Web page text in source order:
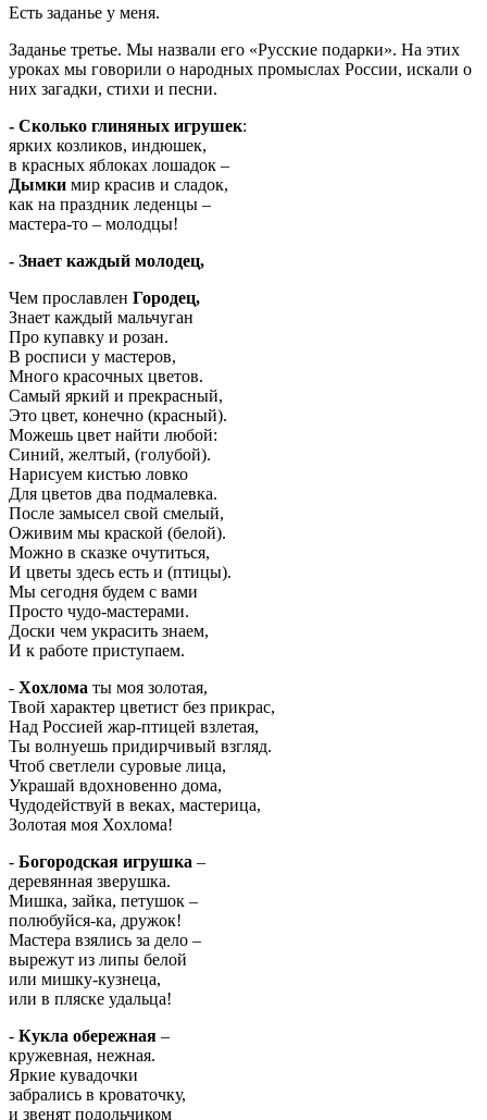
Есть заданье у меня.
Заданье третье. Мы назвали его «Русские подарки». На этих
уроках мы говорили о народных промыслах России, искали о
них загадки, стихи и песни.
- Сколько глиняных игрушек:
ярких козликов, индюшек,
в красных яблоках лошадок –
Дымки мир красив и сладок,
как на праздник леденцы –
мастера-то – молодцы!
- Знает каждый молодец,
Чем прославлен Городец,
Знает каждый мальчуган
Про купавку и розан.
В росписи у мастеров,
Много красочных цветов.
Самый яркий и прекрасный,
Это цвет, конечно (красный).
Можешь цвет найти любой:
Синий, желтый, (голубой).
Нарисуем кистью ловко
Для цветов два подмалевка.
После замысел свой смелый,
Оживим мы краской (белой).
Можно в сказке очутиться,
И цветы здесь есть и (птицы).
Мы сегодня будем с вами
Просто чудо-мастерами.
Доски чем украсить знаем,
И к работе приступаем.
- Хохлома ты моя золотая,
Твой характер цветист без прикрас,
Над Россией жар-птицей взлетая,
Ты волнуешь придирчивый взгляд.
Чтоб светлели суровые лица,
Украшай вдохновенно дома,
Чудодействуй в веках, мастерица,
Золотая моя Хохлома!
- Богородская игрушка –
деревянная зверушка.
Мишка, зайка, петушок –
полюбуйся-ка, дружок!
Мастера взялись за дело –
вырежут из липы белой
или мишку-кузнеца,
или в пляске удальца!
- Кукла обережная –
кружевная, нежная.
Яркие кувадочки
забрались в кроваточку,
и звенят подольчиком